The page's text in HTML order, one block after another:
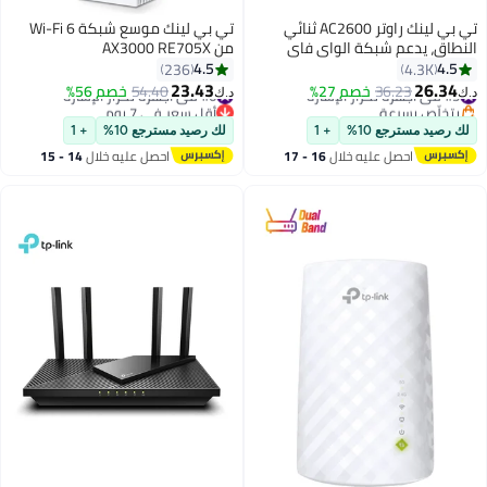
تي بي لينك راوتر AC2600 ثنائي
النطاق، يدعم شبكة الواي فاي
المتداخلة وموسع لنطاق إشارة
الواي فاي طراز RE650 أبيض
4.5
4.3K
د.ك‏26.34
36.23خصم 27% #5 في أجهزة تكرار الإشارة
بتخلّص بسرعة
#5 في أجهزة تكرار الإشارة
لك رصيد مسترجع 10% + 1
احصل عليه خلال 16 - 17
اغسطس
تي بي لينك موسع شبكة Wi-Fi 6
من AX3000 RE705X
4.5
236
د.ك‏23.43
54.40خصم 56% #6 في أجهزة تكرار الإشارة
أقل سعر في 7 يوم
#6 في أجهزة تكرار الإشارة
لك رصيد مسترجع 10% + 1
احصل عليه خلال 14 - 15
اغسطس